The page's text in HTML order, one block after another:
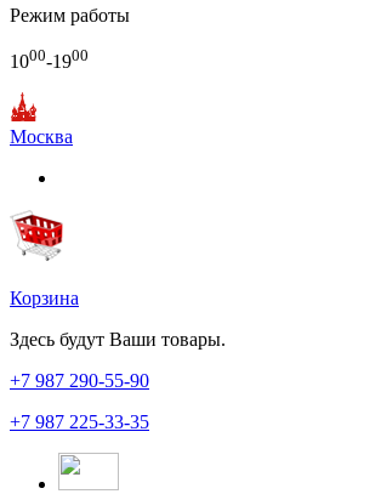
Режим работы
1000-1900
Москва
Корзина
Здесь будут Ваши товары.
+7 987 290-55-90
+7 987 225-33-35